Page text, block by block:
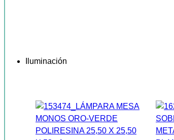
Iluminación